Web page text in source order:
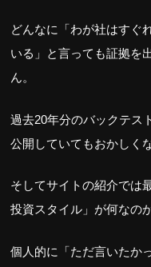
どんなに「わが社はすぐ
いる」と言っても証拠を
ん。
過去20年分のバックテス
公開していてもおかしく
そしてサイトの紹介では
投資スタイル」が何なの
個人的に「ただ言いたか